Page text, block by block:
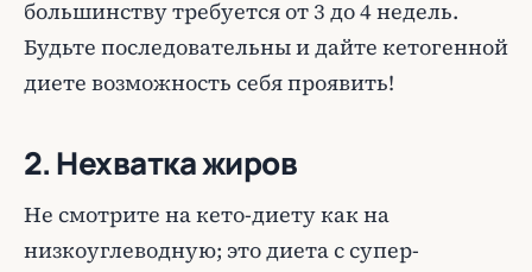
большинству требуется от 3 до 4 недель.
Будьте последовательны и дайте кетогенной
диете возможность себя проявить!
2. Нехватка жиров
Не смотрите на кето-диету как на
низкоуглеводную; это диета с супер-